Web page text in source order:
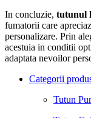
In concluzie, tutunul
fumatorii care
personalizare. Prin
acestuia in conditii
adaptata nevoilor
Categorii
Tutun